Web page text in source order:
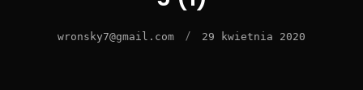
wronsky7@gmail.com / 29 kwietnia 2020